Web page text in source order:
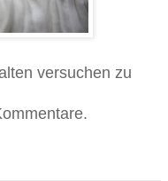
versuchen zu